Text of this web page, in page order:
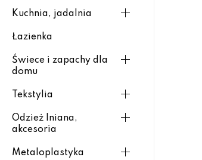
Kuchnia, jadalnia
Łazienka
Świece i zapachy dla
domu
Tekstylia
Odzież lniana,
akcesoria
Metaloplastyka